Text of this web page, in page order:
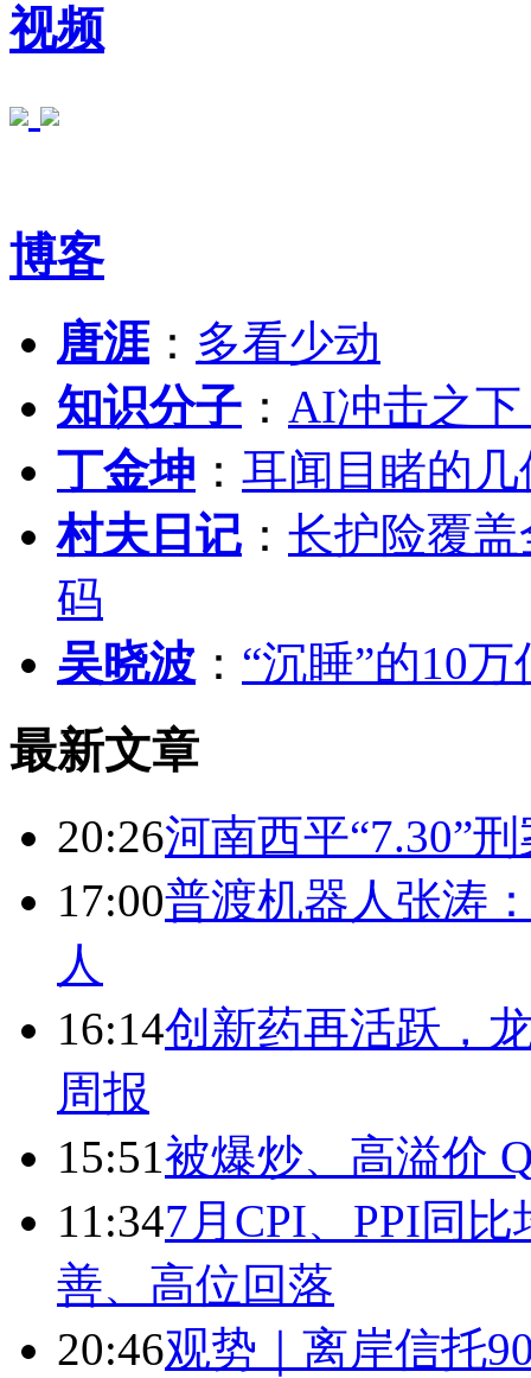
视频
博客
唐涯： 多看少动
知识分子 ： AI冲击之
丁金坤 ： 耳闻目睹的
村夫日记 ： 长护险覆
码
吴晓波 ： “沉睡”的10
最新文章
20:26河南西平“7.30”
17:00普渡机器人张涛
人
16:14创新药再活跃，
周报
15:51被爆炒、高溢价
11:347月CPI、PPI同
善、高位回落
20:46观势｜离岸信托